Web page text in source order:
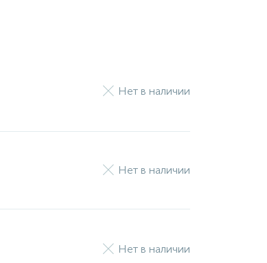
Нет в наличии
Нет в наличии
Нет в наличии